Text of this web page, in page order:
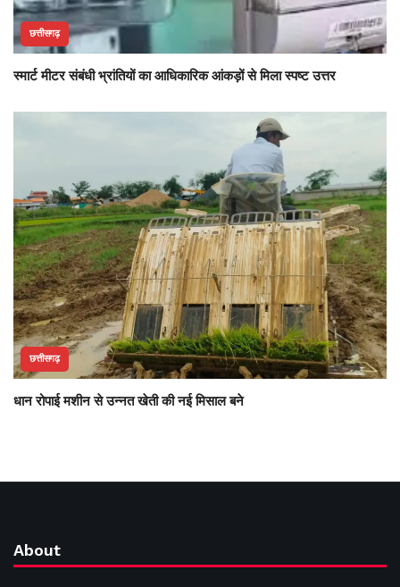
छत्तीसगढ़
स्मार्ट मीटर संबंधी भ्रांतियों का आधिकारिक आंकड़ों से मिला स्पष्ट उत्तर
छत्तीसगढ़
धान रोपाई मशीन से उन्नत खेती की नई मिसाल बने
About